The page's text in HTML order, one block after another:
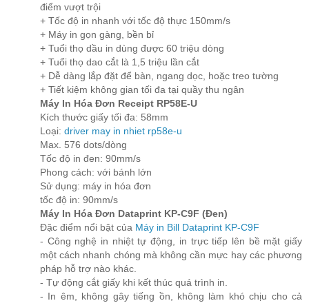
điểm vượt trội
+ Tốc độ in nhanh với tốc độ thực 150mm/s
+ Máy in gọn gàng, bền bỉ
+ Tuổi thọ dầu in dùng được 60 triệu dòng
+ Tuổi thọ dao cắt là 1,5 triệu lần cắt
+ Dễ dàng lắp đặt để bàn, ngang dọc, hoặc treo tường
+ Tiết kiệm không gian tối đa tại quầy thu ngân
Máy In Hóa Đơn Receipt RP58E-U
Kích thước giấy tối đa: 58mm
Loại: driver may in nhiet rp58e-u
Max. 576 dots/dòng
Tốc độ in đen: 90mm/s
Phong cách: với bánh lớn
Sử dụng: máy in hóa đơn
tốc độ in: 90mm/s
Máy In Hóa Đơn Dataprint KP-C9F (Đen)
Đặc điểm nổi bật của Máy in Bill Dataprint KP-C9F
- Công nghệ in nhiệt tự động, in trực tiếp lên bề mặt giấy
một cách nhanh chóng mà không cần mực hay các phương
pháp hỗ trợ nào khác.
- Tự động cắt giấy khi kết thúc quá trình in.
- In êm, không gây tiếng ồn, không làm khó chịu cho cả